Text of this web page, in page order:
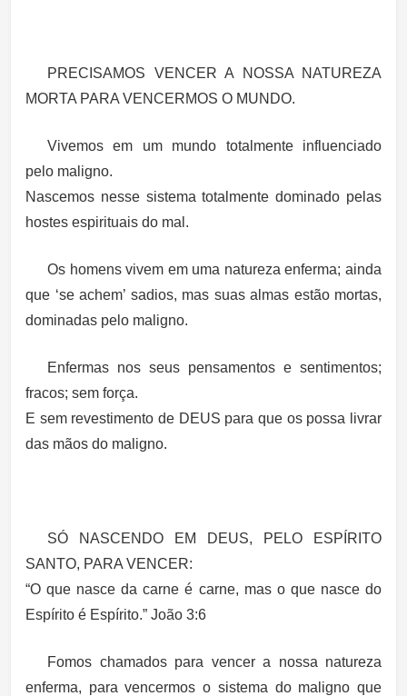
PRECISAMOS VENCER A NOSSA NATUREZA
MORTA PARA VENCERMOS O MUNDO.
Vivemos em um mundo totalmente influenciado
pelo maligno.
Nascemos nesse sistema totalmente dominado pelas
hostes espirituais do mal.
Os homens vivem em uma natureza enferma; ainda
que ‘se achem’ sadios, mas suas almas estão mortas,
dominadas pelo maligno.
Enfermas nos seus pensamentos e sentimentos;
fracos; sem força.
E sem revestimento de DEUS para que os possa livrar
das mãos do maligno.
SÓ NASCENDO EM DEUS, PELO ESPÍRITO
SANTO, PARA VENCER:
“O que nasce da carne é carne, mas o que nasce do
Espírito é Espírito.” João 3:6
Fomos chamados para vencer a nossa natureza
enferma, para vencermos o sistema do maligno que